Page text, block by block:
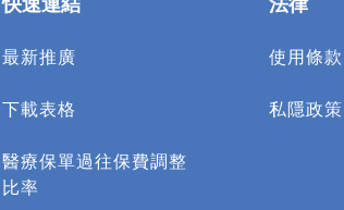
最新推廣
下載表格
醫療保單過往保費調整
比率
使用條款​
私隱政策